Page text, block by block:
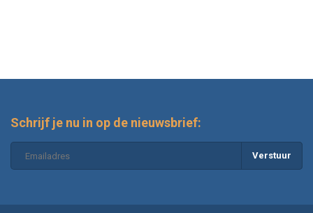
Schrijf je nu in op de nieuwsbrief:
Verstuur